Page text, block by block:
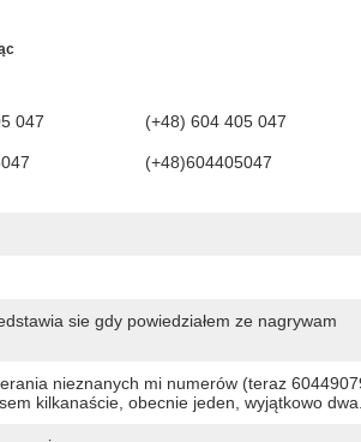
047 (+48) 604 405 047
(+48)604405047
sie gdy powiedziałem ze nagrywam
nieznanych mi numerów (teraz
kilkanaście, obecnie jeden, wyjątkowo